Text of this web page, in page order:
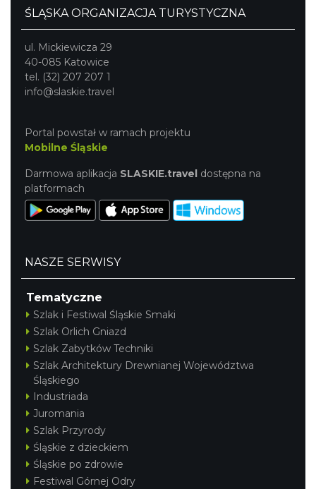
ŚLĄSKA ORGANIZACJA TURYSTYCZNA
ul. Mickiewicza 29
40-085 Katowice
tel. (32) 207 207 1
info@slaskie.travel
Portal powstał w ramach projektu
Mobilne Śląskie
Darmowa aplikacja SLASKIE.travel dostępna na
platformach
NASZE SERWISY
Tematyczne
Szlak i Festiwal Śląskie Smaki
Szlak Orlich Gniazd
Szlak Zabytków Techniki
Szlak Architektury Drewnianej Województwa
Śląskiego
Industriada
Juromania
Szlak Przyrody
Śląskie z dzieckiem
Śląskie po zdrowie
Festiwal Górnej Odry